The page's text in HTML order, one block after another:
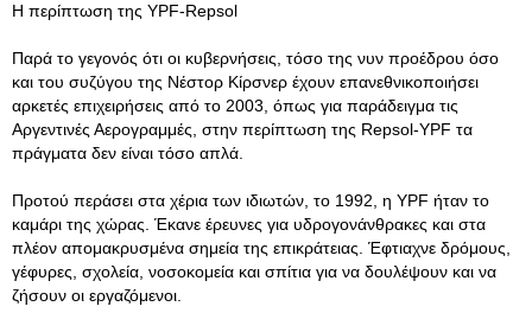
Η περίπτωση της YPF-Repsol
Παρά το γεγονός ότι οι κυβερνήσεις, τόσο της νυν προέδρου όσο
και του συζύγου της Νέστορ Κίρσνερ έχουν επανεθνικοποιήσει
αρκετές επιχειρήσεις από το 2003, όπως για παράδειγμα τις
Αργεντινές Αερογραμμές, στην περίπτωση της Repsol-YPF τα
πράγματα δεν είναι τόσο απλά.
Προτού περάσει στα χέρια των ιδιωτών, το 1992, η YPF ήταν το
καμάρι της χώρας. Έκανε έρευνες για υδρογονάνθρακες και στα
πλέον απομακρυσμένα σημεία της επικράτειας. Έφτιαχνε δρόμους,
γέφυρες, σχολεία, νοσοκομεία και σπίτια για να δουλέψουν και να
ζήσουν οι εργαζόμενοι.